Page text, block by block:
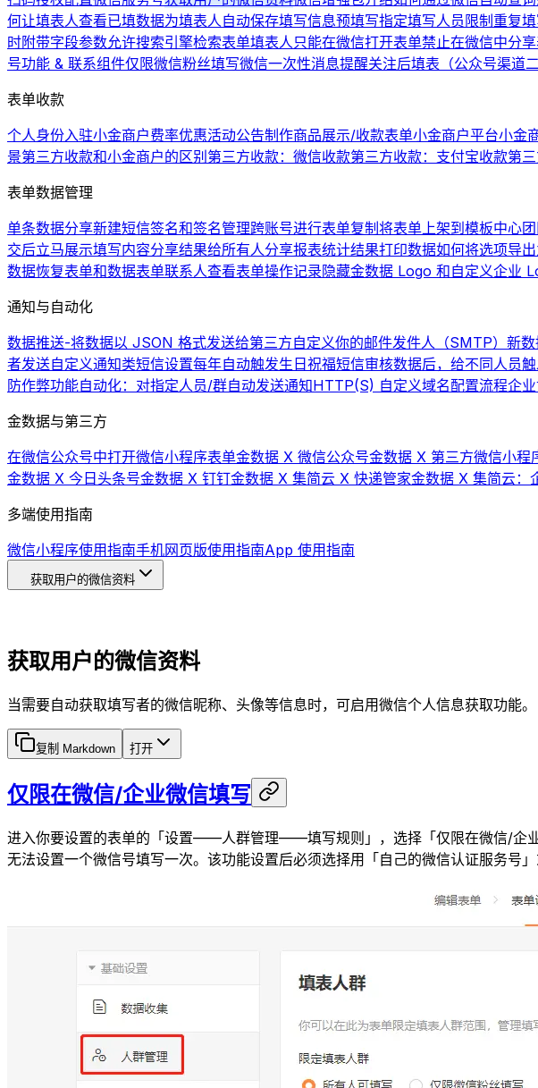
何让填表人查看已填数据为填表人自动保存填写信息预填写指定填写人员 限制重复
时附带字段参数允许搜索引擎检索表单填表人只能在微信打开表单禁止在微信中分
号功能 & 联系组件仅限微信粉丝填写微信一次性消息提醒关注后填表（公众号渠道二
表单收款
个人身份入驻小金商户费率优惠活动公告制作商品展示/收款表单小金商户平台小金
景第三方收款和小金商户的区别 第三方收款：微信收款第三方收款：支付宝收款第
表单数据管理
单条数据分享新建短信签名和签名管理跨账号进行表单复制 将表单上架到模板中心
交后立马展示填写内容分享结果给所有人分享报表统计结果打印数据如何将选项导
数据恢复表单和数据表单联系人查看表单操作记录隐藏金数据 Logo 和自定义企业
通知与自动化
数据推送-将数据以 JSON 格式发送给第三方自定义你的邮件发件人（SMTP） 新
者发送自定义通知类短信设置每年自动触发生日祝福短信审核数据后，给不同人员
防作弊功能自动化：对指定人员/群自动发送通知HTTP(S) 自定义域名配置流程企
金数据与第三方
在微信公众号中打开微信小程序表单金数据 X 微信公众号金数据 X 第三方微信小程
金数据 X 今日头条号金数据 X 钉钉金数据 X 集简云 X 快递管家金数据 X 集简云：
多端使用指南
微信小程序使用指南手机网页版使用指南App 使用指南
获取用户的微信资料
获取用户的微信资料
当需要自动获取填写者的微信昵称、头像等信息时，可启用微信个人信息获取功能。
复制 Markdown 打开
仅限在微信/企业微信填写
进入你要设置的表单的「设置——人群管理——填写规则」，选择「仅限在微信/企
无法设置一个微信号填写一次。该功能设置后必须选择用「自己的微信认证服务号